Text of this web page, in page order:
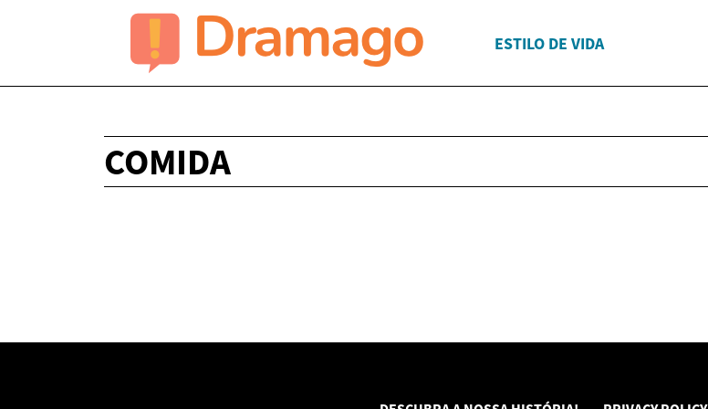
ESTILO DE VIDA
COMIDA